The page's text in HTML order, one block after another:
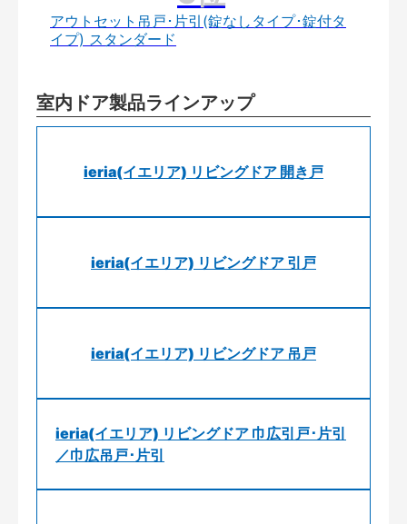
アウトセット吊戸･片引(錠なしタイプ･錠付タ
イプ) スタンダード
室内ドア製品ラインアップ
ieria(イエリア) リビングドア 開き戸
ieria(イエリア) リビングドア 引戸
ieria(イエリア) リビングドア 吊戸
ieria(イエリア) リビングドア 巾広引戸･片引
／巾広吊戸･片引